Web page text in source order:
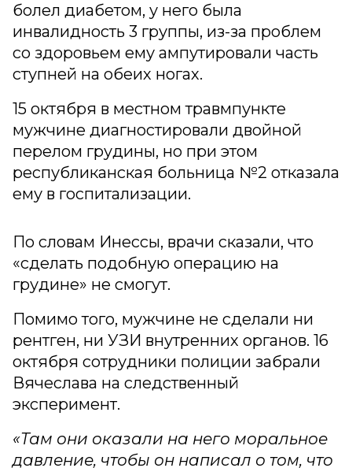
болел диабетом, у него была
инвалидность 3 группы, из-за проблем
со здоровьем ему ампутировали часть
ступней на обеих ногах.
15 октября в местном травмпункте
мужчине диагностировали двойной
перелом грудины, но при этом
республиканская больница №2 отказала
ему в госпитализации.
По словам Инессы, врачи сказали, что
«сделать подобную операцию на
грудине» не смогут.
Помимо того, мужчине не сделали ни
рентген, ни УЗИ внутренних органов. 16
октября сотрудники полиции забрали
Вячеслава на следственный
эксперимент.
«Там они оказали на него моральное
давление, чтобы он написал о том, что